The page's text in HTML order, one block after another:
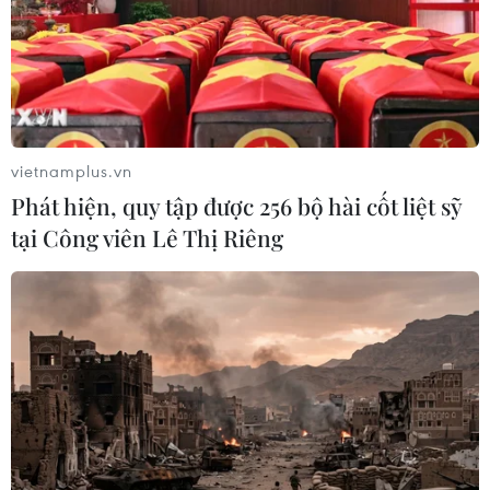
Hà Nội: Thí điểm thanh toán dịch vụ
trông xe không dùng tiền mặt
24/01/2025 09:16
Việc triển khai thí điểm giải pháp công nghệ tìm kiếm
và thanh toán dịch vụ trông giữ xe không dùng tiền mặt
trên toàn thành phố Hà Nội đến hết ngày 30/6/2025.
vietnamplus.vn
Phát hiện, quy tập được 256 bộ hài cốt liệt sỹ
tại Công viên Lê Thị Riêng